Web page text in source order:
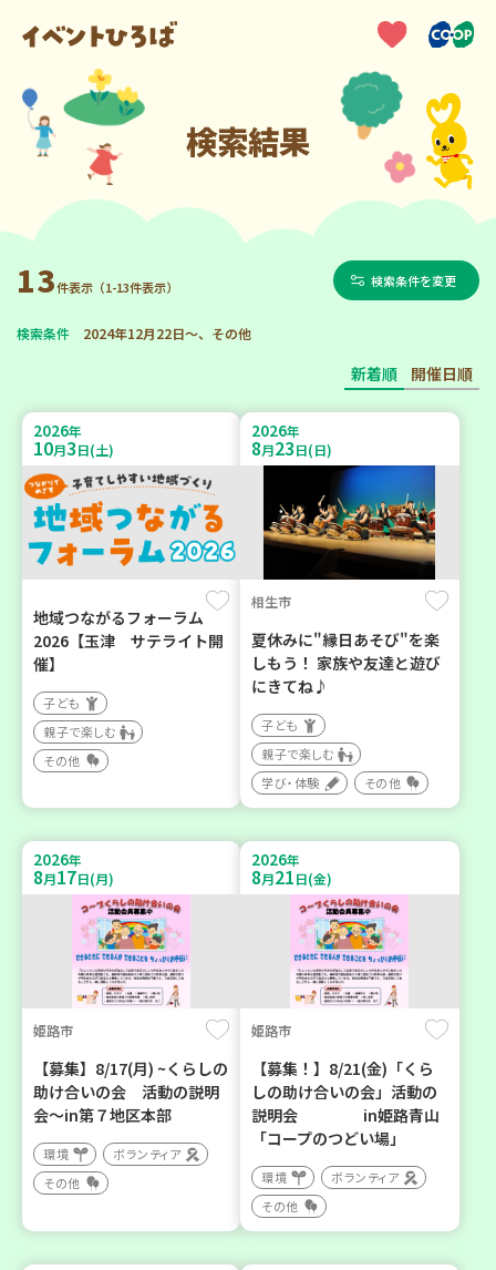
検索結果
13件表示（1-13件表示） 検索条件を変更
検索条件 2024年12月22日～、その他
新着順 開催日順
2026年
10月3日(土)
地域つながるフォーラム
2026【玉津 サテライト開
催】
子ども
親子で楽しむ
その他
2026年
8月23日(日)
相生市
夏休みに"縁日あそび"を楽
しもう！ 家族や友達と遊び
にきてね♪
子ども
親子で楽しむ
学び・体験
その他
2026年
8月17日(月)
姫路市
【募集】8/17(月) ~くらしの
助け合いの会 活動の説明
会～in第７地区本部
環境
ボランティア
その他
2026年
8月21日(金)
姫路市
【募集！】8/21(金)「くら
しの助け合いの会」活動の
説明会 in姫路青山
「コープのつどい場」
環境
ボランティア
その他